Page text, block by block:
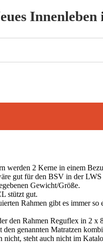
werden 2 Kerne in einem
gut für den BSV in der LWS
Gewicht/Größe.
stützt gut.
Rahmen gibt es immer
den Rahmen Reguflex in 2
den genannten Matratzen
steht auch nicht im